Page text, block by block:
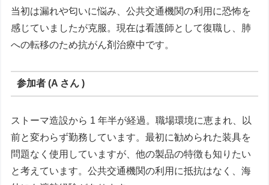
当初は漏れや匂いに悩み、公共交通機関の利用に恐怖を
感じていましたが克服。現在は看護師として復職し、肺
への転移のため抗がん剤治療中です。
参加者 (A さん )
ストーマ造設から 1 年半が経過。職場環境に恵まれ、以
前と変わらず勤務しています。最初に勧められた装具を
問題なく使用していますが、他の製品の特徴も知りたい
と考えています。公共交通機関の利用に抵抗はなく、海